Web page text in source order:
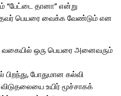
“பேட்டை தானா” என்று
பெயரை வைக்க வேண்டும் என
வகையில் ஒரு பெயரை அனைவரும்
போதுமான கல்வி
உயிர் மூச்சாகக்